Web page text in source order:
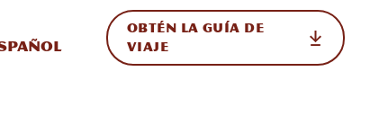
en el sitioInternacional
OBTÉN LA GUÍA DE
VIAJE